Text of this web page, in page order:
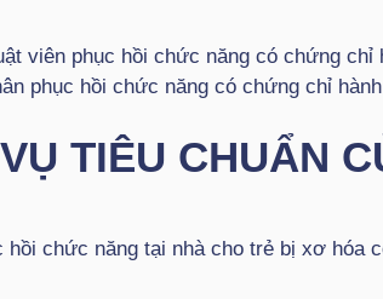
viên phục hồi chức năng có chứng chỉ
phục hồi chức năng có chứng chỉ
TIÊU CHUẨN
hồi chức năng tại nhà cho trẻ bị xơ hóa